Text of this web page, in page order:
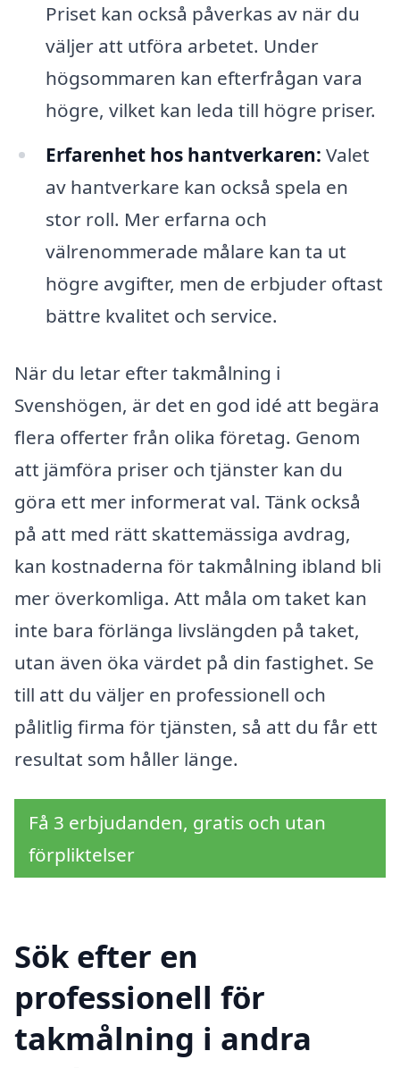
Priset kan också påverkas av när du
väljer att utföra arbetet. Under
högsommaren kan efterfrågan vara
högre, vilket kan leda till högre priser.
Erfarenhet hos hantverkaren: Valet
av hantverkare kan också spela en
stor roll. Mer erfarna och
välrenommerade målare kan ta ut
högre avgifter, men de erbjuder oftast
bättre kvalitet och service.
När du letar efter takmålning i
Svenshögen, är det en god idé att begära
flera offerter från olika företag. Genom
att jämföra priser och tjänster kan du
göra ett mer informerat val. Tänk också
på att med rätt skattemässiga avdrag,
kan kostnaderna för takmålning ibland bli
mer överkomliga. Att måla om taket kan
inte bara förlänga livslängden på taket,
utan även öka värdet på din fastighet. Se
till att du väljer en professionell och
pålitlig firma för tjänsten, så att du får ett
resultat som håller länge.
Få 3 erbjudanden, gratis och utan
förpliktelser
Sök efter en
professionell för
takmålning i andra